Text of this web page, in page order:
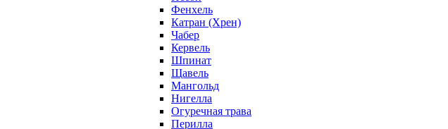
Фенхель
Катран (Хрен)
Чабер
Кервель
Шпинат
Щавель
Мангольд
Нигелла
Огуречная трава
Перилла